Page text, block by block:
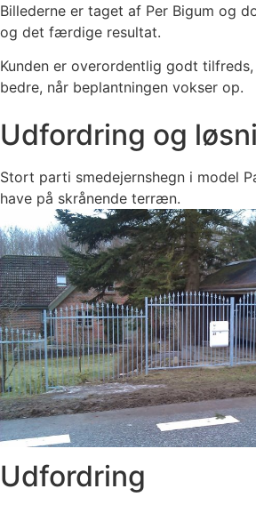
Billederne er taget af Per Bigum og
og det færdige resultat.
Kunden er overordentlig godt
bedre, når beplantningen vokser op.
Udfordring og
Stort parti smedejernshegn i model
have på skrånende terræn.
Udfordring